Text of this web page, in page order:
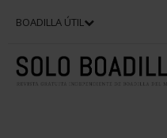
BOADILLA ÚTIL